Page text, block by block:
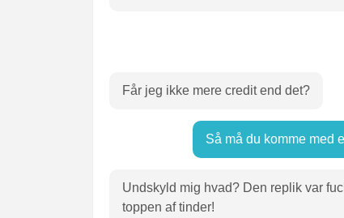
Får jeg ikke mere credit end det?
Så må du komme med
Undskyld mig hvad? Den replik var
toppen af tinder!